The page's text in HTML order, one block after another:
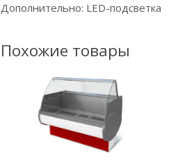
Дополнительно: LED-подсветка
Похожие товары